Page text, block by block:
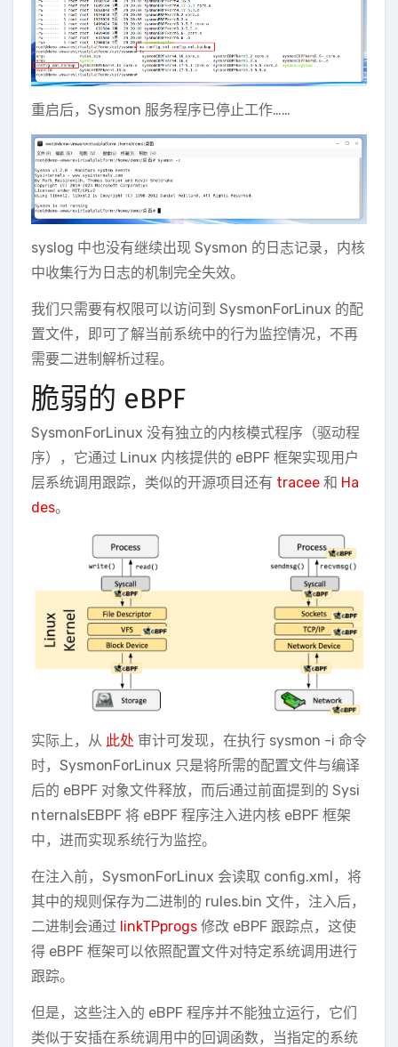
重启后，Sysmon 服务程序已停止工作……
syslog 中也没有继续出现 Sysmon 的日志记录，内核
中收集行为日志的机制完全失效。
我们只需要有权限可以访问到 SysmonForLinux 的配
置文件，即可了解当前系统中的行为监控情况，不再
需要二进制解析过程。
脆弱的 eBPF
SysmonForLinux 没有独立的内核模式程序（驱动程
序），它通过 Linux 内核提供的 eBPF 框架实现用户
层系统调用跟踪，类似的开源项目还有 tracee 和 Ha
des。
实际上，从 此处 审计可发现，在执行 sysmon -i 命令
时，SysmonForLinux 只是将所需的配置文件与编译
后的 eBPF 对象文件释放，而后通过前面提到的 Sysi
nternalsEBPF 将 eBPF 程序注入进内核 eBPF 框架
中，进而实现系统行为监控。
在注入前，SysmonForLinux 会读取 config.xml，将
其中的规则保存为二进制的 rules.bin 文件，注入后，
二进制会通过 linkTPprogs 修改 eBPF 跟踪点，这使
得 eBPF 框架可以依照配置文件对特定系统调用进行
跟踪。
但是，这些注入的 eBPF 程序并不能独立运行，它们
类似于安插在系统调用中的回调函数，当指定的系统